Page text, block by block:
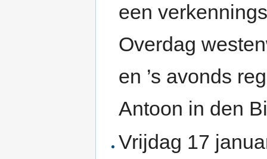
een
Overdag
en ’s avonds
Antoon in den
Vrijdag 17